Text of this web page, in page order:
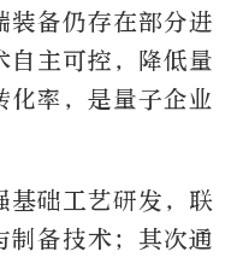
装备仍存在部分进
自主可控，降低量
化率，是量子企业
基础工艺研发，联
制备技术；其次通